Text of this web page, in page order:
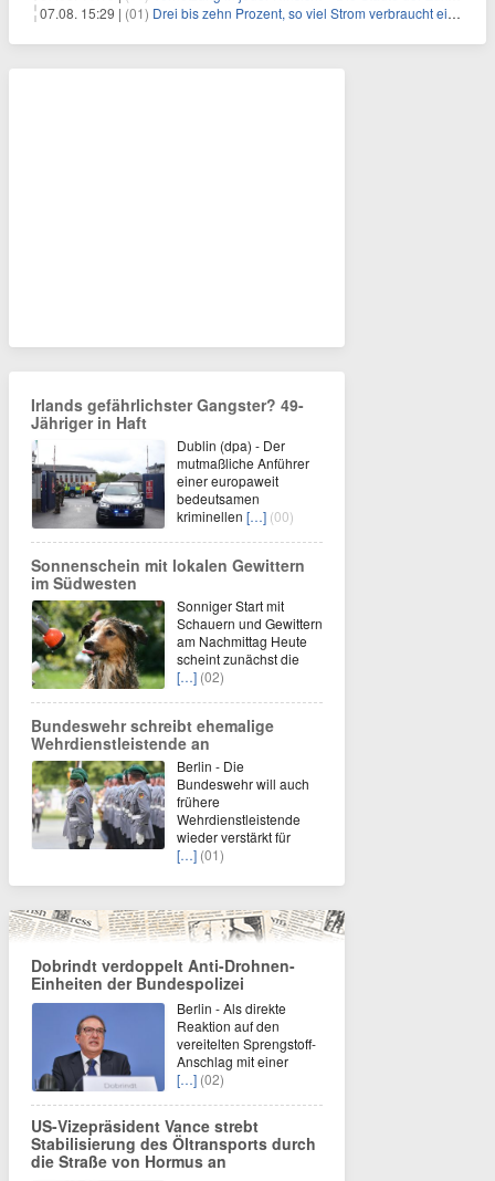
07.08. 15:29 | (01) Drei bis zehn Prozent, so viel Strom verbraucht ein Aufzug im Gebäude
Irlands gefährlichster Gangster? 49-
Jähriger in Haft
Dublin (dpa) - Der
mutmaßliche Anführer
einer europaweit
bedeutsamen
kriminellen […] (00)
Sonnenschein mit lokalen Gewittern
im Südwesten
Sonniger Start mit
Schauern und Gewittern
am Nachmittag Heute
scheint zunächst die
[…] (02)
Bundeswehr schreibt ehemalige
Wehrdienstleistende an
Berlin - Die
Bundeswehr will auch
frühere
Wehrdienstleistende
wieder verstärkt für
[…] (01)
Dobrindt verdoppelt Anti-Drohnen-
Einheiten der Bundespolizei
Berlin - Als direkte
Reaktion auf den
vereitelten Sprengstoff-
Anschlag mit einer
[…] (02)
US-Vizepräsident Vance strebt
Stabilisierung des Öltransports durch
die Straße von Hormus an